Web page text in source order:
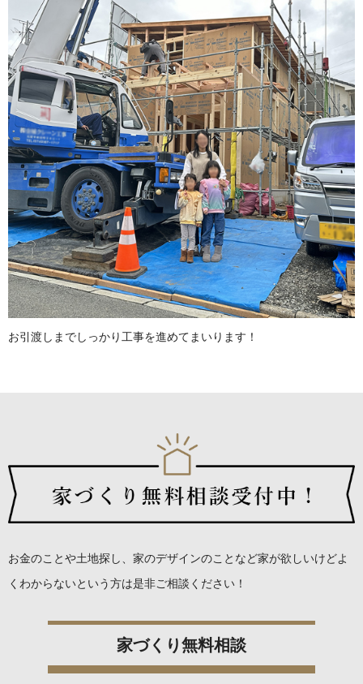
お引渡しまでしっかり工事を進めてまいります！
お金のことや土地探し、家のデザインのことなど家が欲しいけどよ
くわからないという方は是非ご相談ください！
家づくり無料相談